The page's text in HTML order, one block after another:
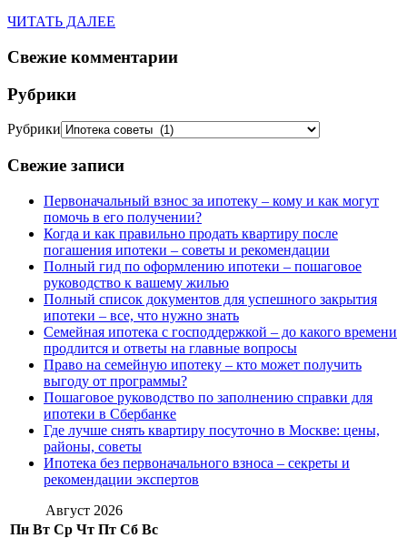
ЧИТАТЬ ДАЛЕЕ
Свежие комментарии
Рубрики
Рубрики
Свежие записи
Первоначальный взнос за ипотеку – кому и как могут
помочь в его получении?
Когда и как правильно продать квартиру после
погашения ипотеки – советы и рекомендации
Полный гид по оформлению ипотеки – пошаговое
руководство к вашему жилью
Полный список документов для успешного закрытия
ипотеки – все, что нужно знать
Семейная ипотека с господдержкой – до какого времени
продлится и ответы на главные вопросы
Право на семейную ипотеку – кто может получить
выгоду от программы?
Пошаговое руководство по заполнению справки для
ипотеки в Сбербанке
Где лучше снять квартиру посуточно в Москве: цены,
районы, советы
Ипотека без первоначального взноса – секреты и
рекомендации экспертов
Август 2026
Пн Вт Ср Чт Пт Сб Вс